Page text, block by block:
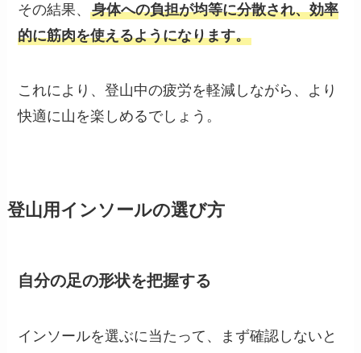
その結果、身体への負担が均等に分散され、効率
的に筋肉を使えるようになります。
これにより、登山中の疲労を軽減しながら、より
快適に山を楽しめるでしょう。
登山用インソールの選び方
自分の足の形状を把握する
インソールを選ぶに当たって、まず確認しないと